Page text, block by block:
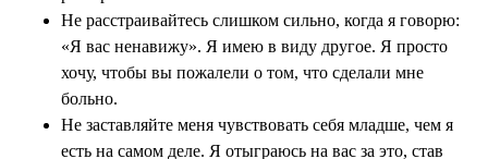
Не расстраивайтесь слишком сильно, когда я говорю:
«Я вас ненавижу». Я имею в виду другое. Я просто
хочу, чтобы вы пожалели о том, что сделали мне
больно.
Не заставляйте меня чувствовать себя младше, чем я
есть на самом деле. Я отыграюсь на вас за это, став